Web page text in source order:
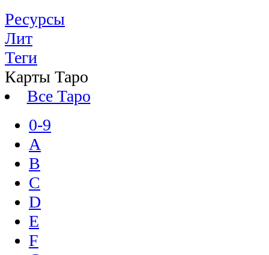
Ресурсы
Лит
Теги
Карты Таро
Все Таро
0-9
A
B
C
D
E
F